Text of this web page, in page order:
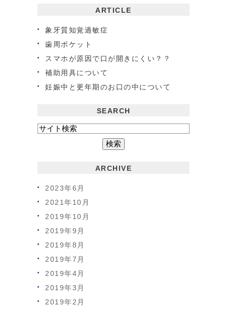
ARTICLE
象牙質知覚過敏症
歯周ポケット
スマホが原因で口が開きにくい？？
補助用具について
妊娠中と更年期のお口の中について
SEARCH
ARCHIVE
2023年6月
2021年10月
2019年10月
2019年9月
2019年8月
2019年7月
2019年4月
2019年3月
2019年2月